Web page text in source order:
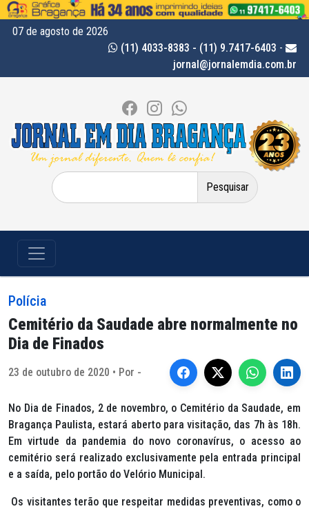
07 de agosto de 2026
(11) 4033-8383 - (11) 9.7417-6403 -
jornal@jornalemdia.com.br
Pesquisar
por:
Polícia
Cemitério da Saudade abre normalmente no
Dia de Finados
23 de outubro de 2020 • Por -
No Dia de Finados, 2 de novembro, o Cemitério da Saudade, em
Bragança Paulista, estará aberto para visitação, das 7h às 18h.
Em virtude da pandemia do novo coronavírus, o acesso ao
cemitério será realizado exclusivamente pela entrada principal
e a saída, pelo portão do Velório Municipal.
Os visitantes terão que respeitar medidas preventivas, como o